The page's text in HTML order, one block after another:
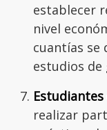
establecer
nivel
cuantías se
estudios
Estudiantes
realizar